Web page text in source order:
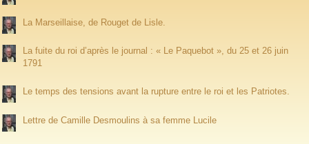
La Marseillaise, de Rouget de Lisle.
La fuite du roi d’après le journal : « Le Paquebot », du 25 et 26 juin
1791
Le temps des tensions avant la rupture entre le roi et les Patriotes.
Lettre de Camille Desmoulins à sa femme Lucile